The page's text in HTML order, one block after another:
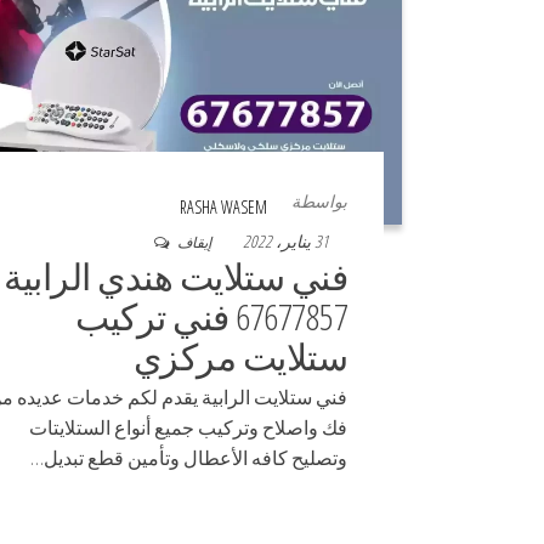
بواسطة
RASHA WASEM
31 يناير، 2022
إيقاف
فني ستلايت هندي الرابية
67677857 فني تركيب
ستلايت مركزي
فني ستلايت الرابية يقدم لكم خدمات عديده
فك واصلاح وتركيب جميع أنواع الستلايتات
وتصليح كافه الأعطال وتأمين قطع تبديل…